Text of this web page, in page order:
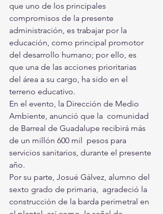
que uno de los principales
compromisos de la presente
administración, es trabajar por la
educación, como principal promotor
del desarrollo humano; por ello, es
que una de las acciones prioritarias
del área a su cargo, ha sido en el
terreno educativo.
En el evento, la Dirección de Medio
Ambiente, anunció que la  comunidad
de Barreal de Guadalupe recibirá más
de un millón 600 mil  pesos para
servicios sanitarios, durante el presente
año.
Por su parte, Josué Gálvez, alumno del
sexto grado de primaria,  agradeció la
construcción de la barda perimetral en